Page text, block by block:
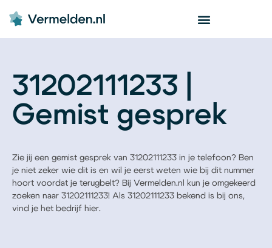
31202111233 |
Gemist gesprek
Zie jij een gemist gesprek van 31202111233 in je telefoon? Ben
je niet zeker wie dit is en wil je eerst weten wie bij dit nummer
hoort voordat je terugbelt? Bij Vermelden.nl kun je omgekeerd
zoeken naar 31202111233! Als 31202111233 bekend is bij ons,
vind je het bedrijf hier.